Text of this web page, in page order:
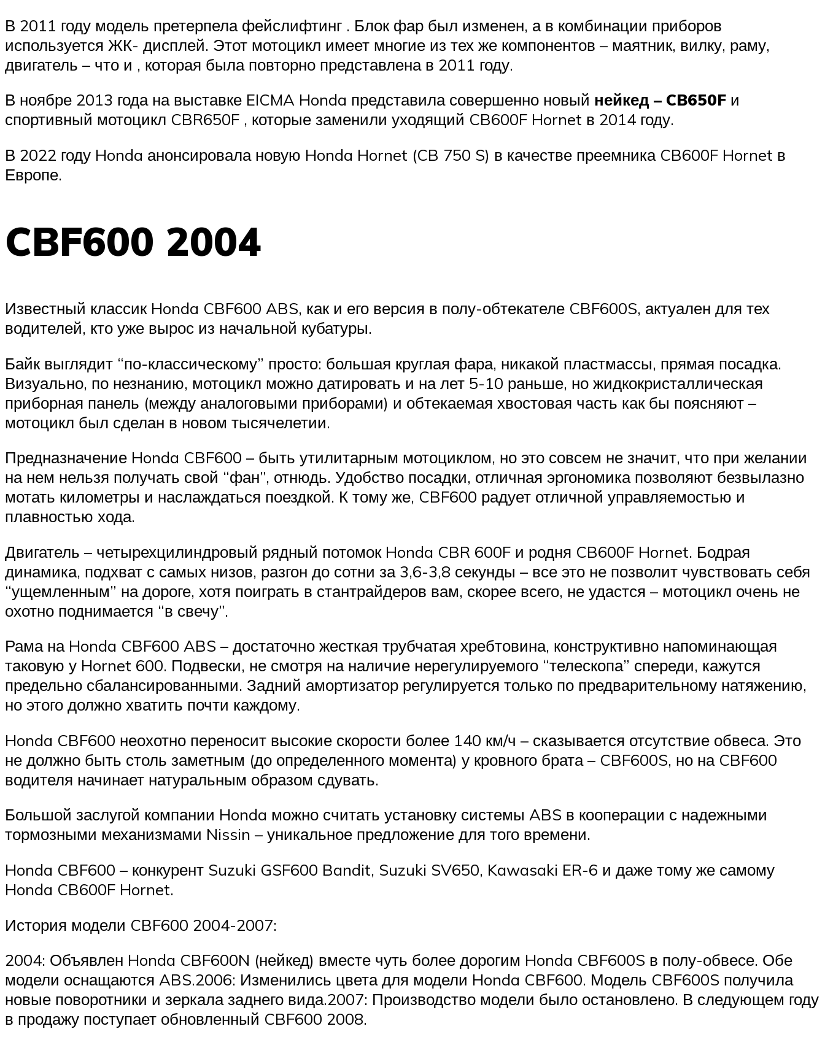
В 2011 году модель претерпела фейслифтинг . Блок фар был изменен, а в комбинации приборов
используется ЖК- дисплей. Этот мотоцикл имеет многие из тех же компонентов – маятник, вилку, раму,
двигатель – что и , которая была повторно представлена ​​​​в 2011 году.
В ноябре 2013 года на выставке EICMA Honda представила совершенно новый нейкед – CB650F и
спортивный мотоцикл CBR650F , которые заменили уходящий CB600F Hornet в 2014 году.
В 2022 году Honda анонсировала новую Honda Hornet (CB 750 S) в качестве преемника CB600F Hornet в
Европе.
CBF600 2004
Известный классик Honda CBF600 ABS, как и его версия в полу-обтекателе CBF600S, актуален для тех
водителей, кто уже вырос из начальной кубатуры.
Байк выглядит “по-классическому” просто: большая круглая фара, никакой пластмассы, прямая посадка.
Визуально, по незнанию, мотоцикл можно датировать и на лет 5-10 раньше, но жидкокристаллическая
приборная панель (между аналоговыми приборами) и обтекаемая хвостовая часть как бы поясняют –
мотоцикл был сделан в новом тысячелетии.
Предназначение Honda CBF600 – быть утилитарным мотоциклом, но это совсем не значит, что при желании
на нем нельзя получать свой “фан”, отнюдь. Удобство посадки, отличная эргономика позволяют безвылазно
мотать километры и наслаждаться поездкой. К тому же, CBF600 радует отличной управляемостью и
плавностью хода.
Двигатель – четырехцилиндровый рядный потомок Honda CBR 600F и родня CB600F Hornet. Бодрая
динамика, подхват с самых низов, разгон до сотни за 3,6-3,8 секунды – все это не позволит чувствовать себя
“ущемленным” на дороге, хотя поиграть в стантрайдеров вам, скорее всего, не удастся – мотоцикл очень не
охотно поднимается “в свечу”.
Рама на Honda CBF600 ABS – достаточно жесткая трубчатая хребтовина, конструктивно напоминающая
таковую у Hornet 600. Подвески, не смотря на наличие нерегулируемого “телескопа” спереди, кажутся
предельно сбалансированными. Задний амортизатор регулируется только по предварительному натяжению,
но этого должно хватить почти каждому.
Honda CBF600 неохотно переносит высокие скорости более 140 км/ч – сказывается отсутствие обвеса. Это
не должно быть столь заметным (до определенного момента) у кровного брата – CBF600S, но на CBF600
водителя начинает натуральным образом сдувать.
Большой заслугой компании Honda можно считать установку системы ABS в кооперации с надежными
тормозными механизмами Nissin – уникальное предложение для того времени.
Honda CBF600 – конкурент Suzuki GSF600 Bandit, Suzuki SV650, Kawasaki ER-6 и даже тому же самому
Honda CB600F Hornet.
История модели CBF600 2004-2007:
2004: Объявлен Honda CBF600N (нейкед) вместе чуть более дорогим Honda CBF600S в полу-обвесе. Обе
модели оснащаются ABS.2006: Изменились цвета для модели Honda CBF600. Модель CBF600S получила
новые поворотники и зеркала заднего вида.2007: Производство модели было остановлено. В следующем году
в продажу поступает обновленный CBF600 2008.